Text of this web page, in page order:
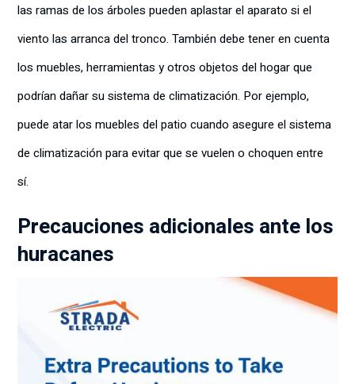
las ramas de los árboles pueden aplastar el aparato si el
viento las arranca del tronco. También debe tener en cuenta
los muebles, herramientas y otros objetos del hogar que
podrían dañar su sistema de climatización. Por ejemplo,
puede atar los muebles del patio cuando asegure el sistema
de climatización para evitar que se vuelen o choquen entre
sí.
Precauciones adicionales ante los
huracanes